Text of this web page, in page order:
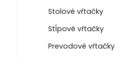
Stolové vŕtačky
Stĺpové vŕtačky
Prevodové vŕtačky